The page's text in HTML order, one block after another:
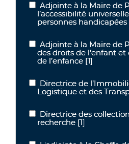
Adjointe à la Maire de Paris
Adjointe à la Maire de
l’accessibilité
personnes handicapées
Adjointe à la Maire de Paris,
Adjointe à la Maire de
des droits de l’enfant
de l’enfance [1]
Directrice de l’Immobilier, de la
Directrice de
Logistique et des
Directrice des collections et de
Directrice des
recherche [1]